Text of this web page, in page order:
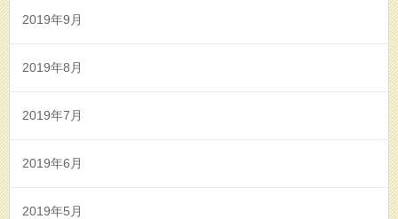
2019年9月
2019年8月
2019年7月
2019年6月
2019年5月